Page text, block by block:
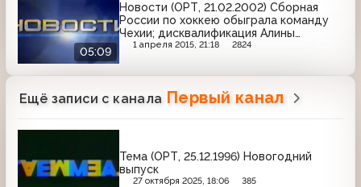
05:09
Новости (ОРТ, 21.02.2002) Сборная
России по хоккею обыграла команду
Чехии; дисквалификация Алины
Кабаевой и Ирины Чащиной
1 апреля 2015, 21:18 2824
Ещё записи с канала Первый канал
Тема (ОРТ, 25.12.1996) Новогодний
выпуск
27 октября 2025, 18:06 385